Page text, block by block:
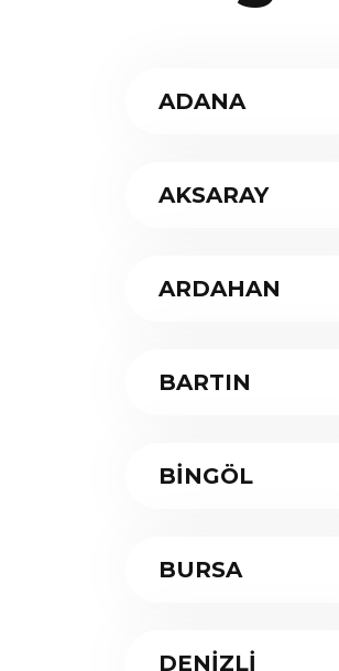
ADANA
AKSARAY
ARDAHAN
BARTIN
BİNGÖL
BURSA
DENİZLİ